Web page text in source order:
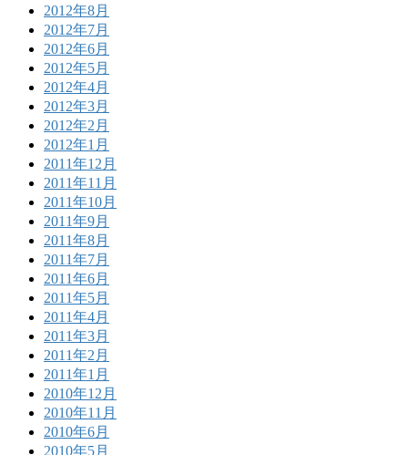
2012年8月
2012年7月
2012年6月
2012年5月
2012年4月
2012年3月
2012年2月
2012年1月
2011年12月
2011年11月
2011年10月
2011年9月
2011年8月
2011年7月
2011年6月
2011年5月
2011年4月
2011年3月
2011年2月
2011年1月
2010年12月
2010年11月
2010年6月
2010年5月